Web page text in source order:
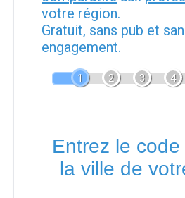
votre région.
Gratuit, sans pub et
engagement.
1 2 3 4
Entrez le
la ville de